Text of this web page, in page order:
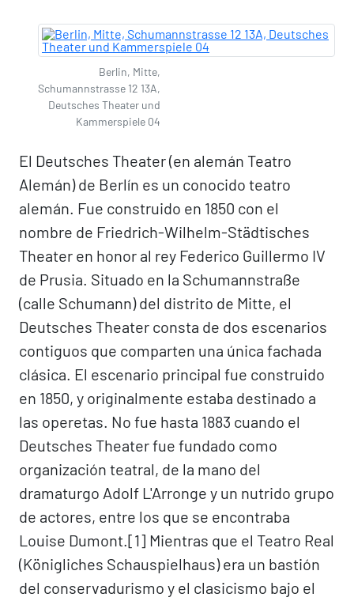
Berlin, Mitte,
Schumannstrasse 12 13A,
Deutsches Theater und
Kammerspiele 04
El Deutsches Theater (en alemán Teatro
Alemán) de Berlín es un conocido teatro
alemán. Fue construido en 1850 con el
nombre de Friedrich-Wilhelm-Städtisches
Theater en honor al rey Federico Guillermo IV
de Prusia. Situado en la Schumannstraße
(calle Schumann) del distrito de Mitte, el
Deutsches Theater consta de dos escenarios
contiguos que comparten una única fachada
clásica. El escenario principal fue construido
en 1850, y originalmente estaba destinado a
las operetas. No fue hasta 1883 cuando el
Deutsches Theater fue fundado como
organización teatral, de la mano del
dramaturgo Adolf L'Arronge y un nutrido grupo
de actores, entre los que se encontraba
Louise Dumont.[1]​ Mientras que el Teatro Real
(Königliches Schauspielhaus) era un bastión
del conservadurismo y el clasicismo bajo el